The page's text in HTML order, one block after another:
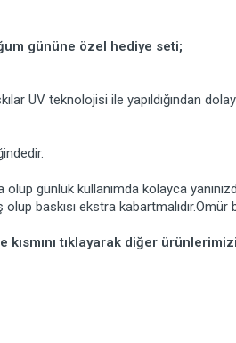
gününe özel hediye seti;
UV teknolojisi ile yapıldığından dolayı
günlük kullanımda kolayca
baskısı ekstra kabartmalıdır.Ömür
kısmını tıklayarak diğer